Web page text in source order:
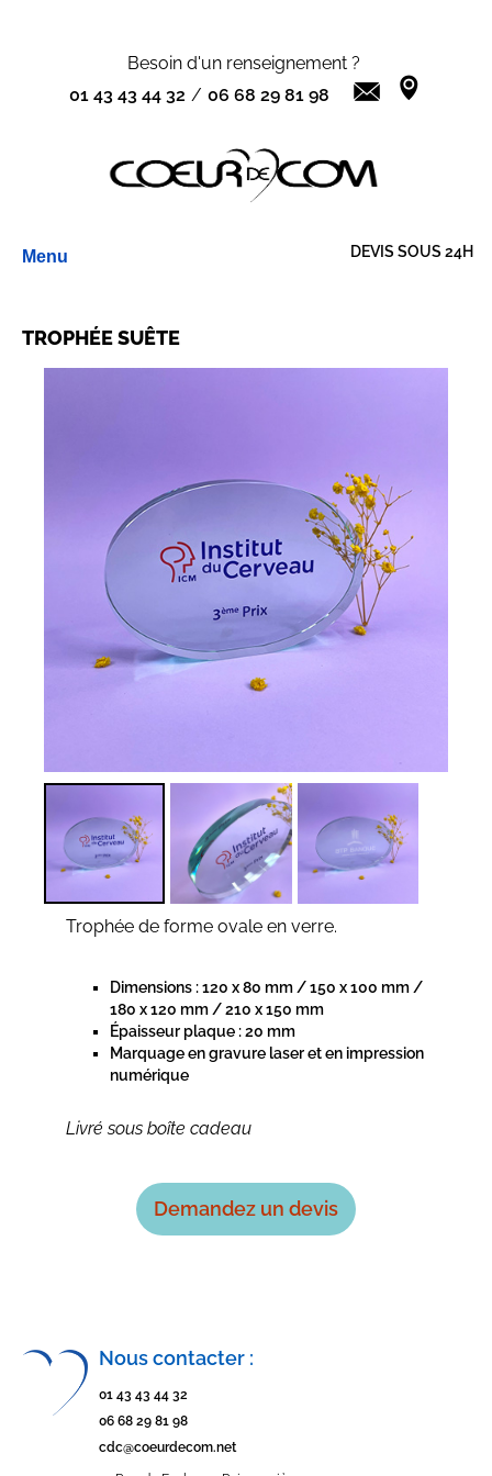
Besoin d'un renseignement ?
01 43 43 44 32 / 06 68 29 81 98
Menu DEVIS SOUS 24H
TROPHÉE SUÊTE
Trophée de forme ovale en verre.
Dimensions : 120 x 80 mm / 150 x 100 mm /
180 x 120 mm / 210 x 150 mm
Épaisseur plaque : 20 mm
Marquage en gravure laser et en impression
numérique
Livré sous boîte cadeau
Demandez un devis
Nous contacter :
01 43 43 44 32
06 68 29 81 98
cdc@coeurdecom.net